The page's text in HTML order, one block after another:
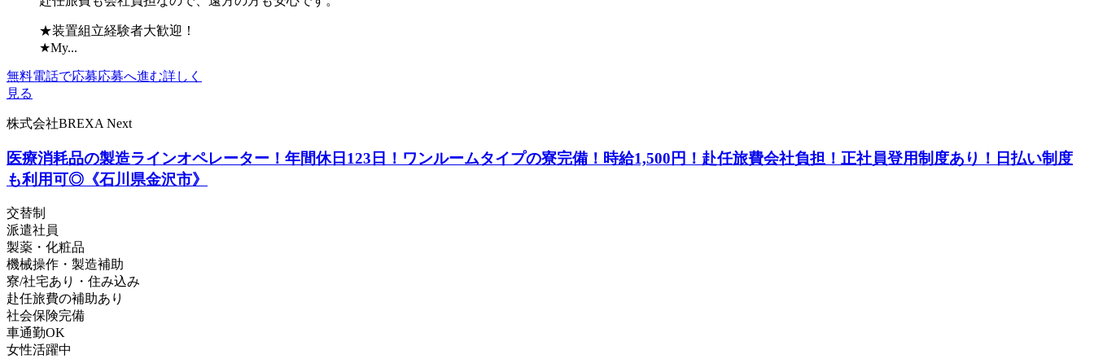
★装置組立経験者大歓迎！
★My...
無料電話で応募応募へ進む詳しく
見る
株式会社BREXA Next
医療消耗品の製造ラインオペレーター！年間休日123日！ワンルームタイプの寮完備！時給1,500円！赴任旅費会社負担！正社員登用制度あり！日払い制度
も利用可◎《石川県金沢市》
交替制
派遣社員
製薬・化粧品
機械操作・製造補助
寮/社宅あり・住み込み
赴任旅費の補助あり
社会保険完備
車通勤OK
女性活躍中